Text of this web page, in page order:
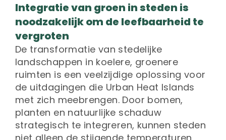
Integratie van groen in steden is
noodzakelijk om de leefbaarheid te
vergroten
De transformatie van stedelijke
landschappen in koelere, groenere
ruimten is een veelzijdige oplossing voor
de uitdagingen die Urban Heat Islands
met zich meebrengen. Door bomen,
planten en natuurlijke schaduw
strategisch te integreren, kunnen steden